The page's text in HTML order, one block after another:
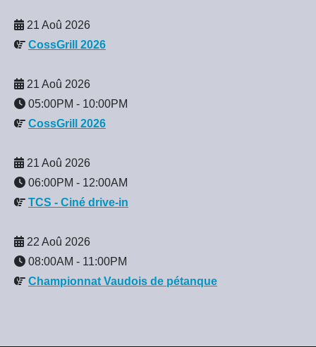
21 Aoû 2026
CossGrill 2026
21 Aoû 2026
05:00PM - 10:00PM
CossGrill 2026
21 Aoû 2026
06:00PM - 12:00AM
TCS - Ciné drive-in
22 Aoû 2026
08:00AM - 11:00PM
Championnat Vaudois de pétanque